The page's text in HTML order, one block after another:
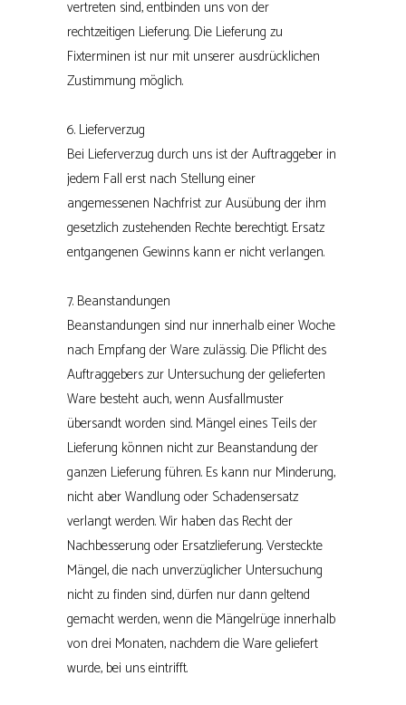
vertreten sind, entbinden uns von der
rechtzeitigen Lieferung. Die Lieferung zu
Fixterminen ist nur mit unserer ausdrücklichen
Zustimmung möglich.
6. Lieferverzug
Bei Lieferverzug durch uns ist der Auftraggeber in
jedem Fall erst nach Stellung einer
angemessenen Nachfrist zur Ausübung der ihm
gesetzlich zustehenden Rechte berechtigt. Ersatz
entgangenen Gewinns kann er nicht verlangen.
7. Beanstandungen
Beanstandungen sind nur innerhalb einer Woche
nach Empfang der Ware zulässig. Die Pflicht des
Auftraggebers zur Untersuchung der gelieferten
Ware besteht auch, wenn Ausfallmuster
übersandt worden sind. Mängel eines Teils der
Lieferung können nicht zur Beanstandung der
ganzen Lieferung führen. Es kann nur Minderung,
nicht aber Wandlung oder Schadensersatz
verlangt werden. Wir haben das Recht der
Nachbesserung oder Ersatzlieferung. Versteckte
Mängel, die nach unverzüglicher Untersuchung
nicht zu finden sind, dürfen nur dann geltend
gemacht werden, wenn die Mängelrüge innerhalb
von drei Monaten, nachdem die Ware geliefert
wurde, bei uns eintrifft.